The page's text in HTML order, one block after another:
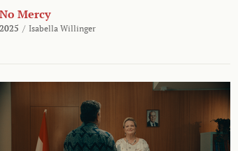
No Mercy
2025 / Isabella Willinger